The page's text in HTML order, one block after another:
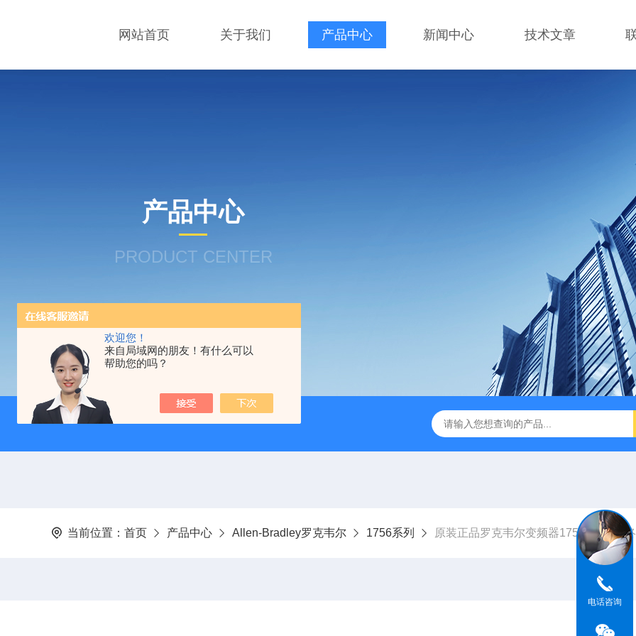
欢迎您！
来自局域网的朋友！有什么可以
帮助您的吗？
网站首页 关于我们 产品中心 新闻中心 技术文章
产品中心
PRODUCT CENTER
当前位置： 首页 产品中心 Allen-Bradley罗克韦尔 1756系列 原装正品罗克韦尔变频器1756-PA75R
电话咨询